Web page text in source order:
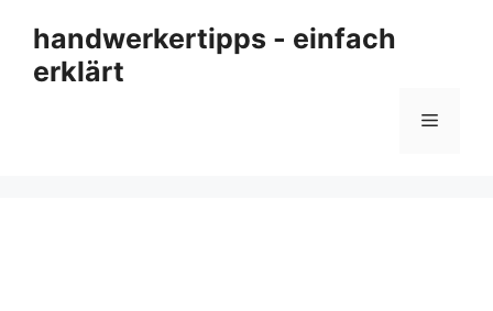
Inhalt
springen
handwerkertipps - einfach
erklärt
Menü